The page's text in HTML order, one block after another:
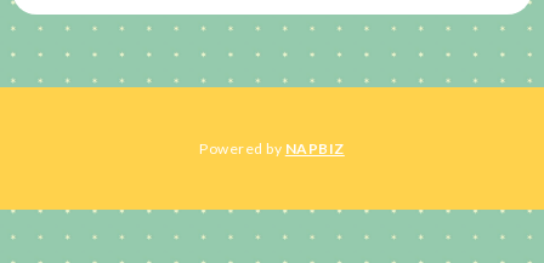
Powered by NAPBIZ